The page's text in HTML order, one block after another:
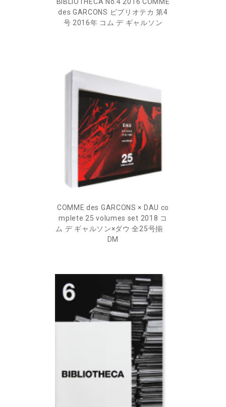
des GARCONS ビブリオテカ 第4
号 2016年 コム デ ギャルソン
COMME des GARCONS × DAU co
mplete 25 volumes set 2018 コ
ム デ ギャルソン×ダウ 全25号揃
DM